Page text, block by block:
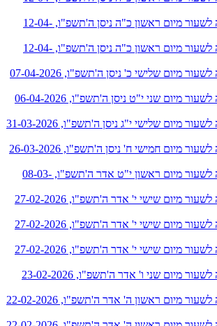
לחץ להאזנה לשעור מיום ראשון כ"ה ניסן ה'תשפ"ו, 12-04-
לחץ להאזנה לשעור מיום ראשון כ"ה ניסן ה'תשפ"ו, 12-04-
לחץ להאזנה לשעור מיום שלישי כ' ניסן ה'תשפ"ו, 07-04-2026
לחץ להאזנה לשעור מיום שני י"ט ניסן ה'תשפ"ו, 06-04-2026
לחץ להאזנה לשעור מיום שלישי י"ג ניסן ה'תשפ"ו, 31-03-2026
לחץ להאזנה לשעור מיום חמישי ח' ניסן ה'תשפ"ו, 26-03-2026
לחץ להאזנה לשעור מיום ראשון י"ט אדר ה'תשפ"ו, 08-03-
לחץ להאזנה לשעור מיום שישי י' אדר ה'תשפ"ו, 27-02-2026
לחץ להאזנה לשעור מיום שישי י' אדר ה'תשפ"ו, 27-02-2026
לחץ להאזנה לשעור מיום שישי י' אדר ה'תשפ"ו, 27-02-2026
לחץ להאזנה לשעור מיום שני ו' אדר ה'תשפ"ו, 23-02-2026
לחץ להאזנה לשעור מיום ראשון ה' אדר ה'תשפ"ו, 22-02-2026